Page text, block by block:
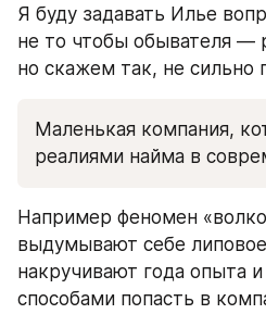
Я буду задавать Илье
не то чтобы обывателя —
но скажем так, не сильно
Маленькая компания,
реалиями найма в
Например феномен
выдумывают себе
накручивают года опыта
способами попасть в